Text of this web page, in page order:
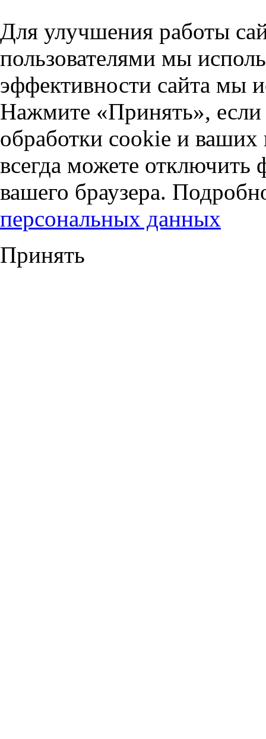
Для улучшения работы
пользователями мы
эффективности сайта мы
Нажмите «Принять», если
обработки cookie и
всегда можете отключить
вашего браузера.
персональных данных
Принять